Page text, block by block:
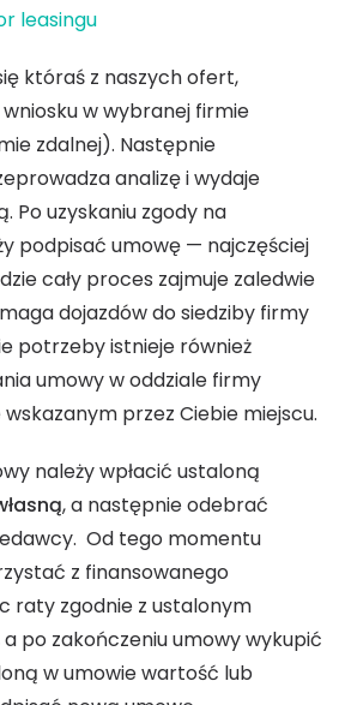
leasingu
któraś z naszych ofert,
wniosku w wybranej firmie
zdalnej). Następnie
analizę i wydaje
Po uzyskaniu zgody na
podpisać umowę — najczęściej
cały proces zajmuje zaledwie
dojazdów do siedziby firmy
potrzeby istnieje również
umowy w oddziale firmy
przez Ciebie miejscu.
należy wpłacić ustaloną
, a następnie odebrać
Od tego momentu
z finansowanego
raty zgodnie z ustalonym
po zakończeniu umowy wykupić
w umowie wartość lub